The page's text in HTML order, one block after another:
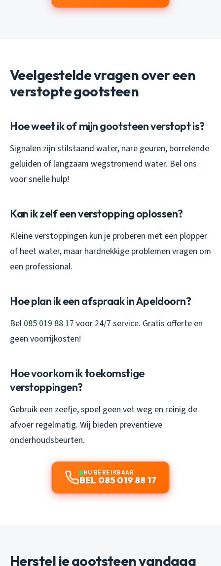
Veelgestelde vragen over een
verstopte gootsteen
Hoe weet ik of mijn gootsteen verstopt is?
Signalen zijn stilstaand water, nare geuren, borrelende
geluiden of langzaam wegstromend water. Bel ons
voor snelle hulp!
Kan ik zelf een verstopping oplossen?
Kleine verstoppingen kun je proberen met een plopper
of heet water, maar hardnekkige problemen vragen om
een professional.
Hoe plan ik een afspraak in Apeldoorn?
Bel 085 019 88 17 voor 24/7 service. Gratis offerte en
geen voorrijkosten!
Hoe voorkom ik toekomstige
verstoppingen?
Gebruik een zeefje, spoel geen vet weg en reinig de
afvoer regelmatig. Wij bieden preventieve
onderhoudsbeurten.
NU BEREIKBAAR
BEL 085 019 88 17
Herstel je gootsteen vandaag